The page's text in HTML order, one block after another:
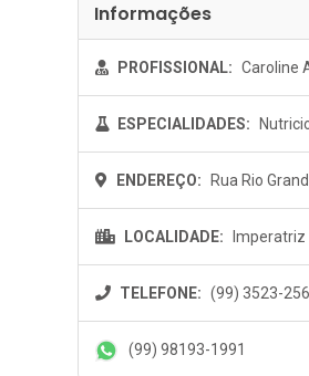
Informações
PROFISSIONAL: Caroline
ESPECIALIDADES:
ENDEREÇO: Rua Rio
LOCALIDADE: Imperatriz
TELEFONE: (99) 3523-
(99) 98193-1991